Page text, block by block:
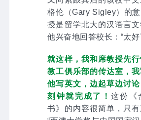
格伦（Gary Sigley）的
授是留学北大的汉语言文
他兴奋地回答校长：“太好
就这样，我和席教授先
教工俱乐部的传达室，我
他写英文，边起草边讨
刻钟就完成了！ 这份《
书》的内容很简单，只有